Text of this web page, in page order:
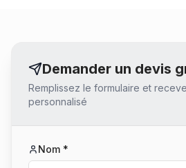
Demander un devis
Remplissez le formulaire et
personnalisé
Nom *